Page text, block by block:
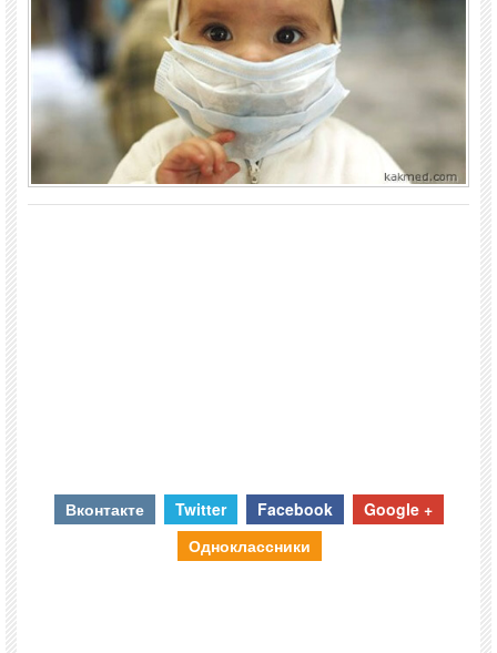
Вконтакте Twitter Facebook
Google +
Одноклассники